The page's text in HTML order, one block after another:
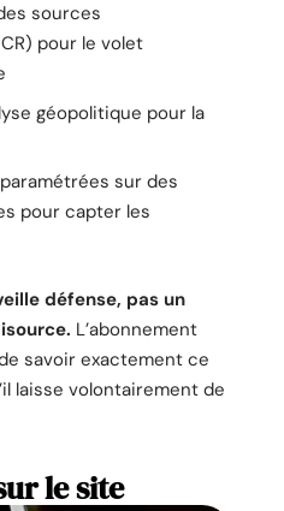
sources
pour le volet
géopolitique pour la
sur des
pour capter les
défense, pas un
L’abonnement
savoir exactement ce
laisse volontairement de
le site